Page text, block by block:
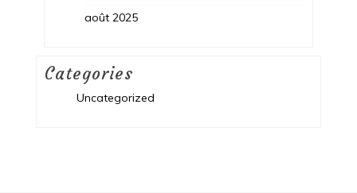
août 2025
Categories
Uncategorized